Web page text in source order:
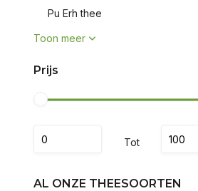
Pu Erh thee
Toon meer
Prijs
Tot
AL ONZE THEESOORTEN